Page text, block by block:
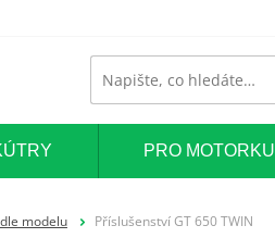
PRO MOTORKU
modelu Příslušenství GT 650 TWIN